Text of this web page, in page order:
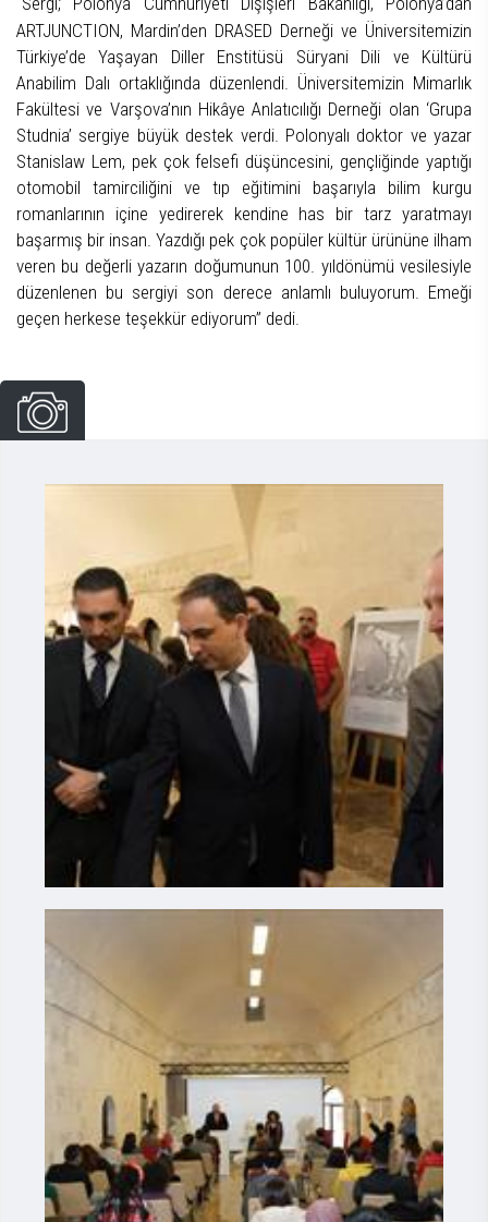
ARTJUNCTION, Mardin’den DRASED Derneği ve Üniversitemizin
Türkiye’de Yaşayan Diller Enstitüsü Süryani Dili ve Kültürü
Anabilim Dalı ortaklığında düzenlendi. Üniversitemizin Mimarlık
Fakültesi ve Varşova’nın Hikâye Anlatıcılığı Derneği olan ‘Grupa
Studnia’ sergiye büyük destek verdi. Polonyalı doktor ve yazar
Stanislaw Lem, pek çok felsefi düşüncesini, gençliğinde yaptığı
otomobil tamirciliğini ve tıp eğitimini başarıyla bilim kurgu
romanlarının içine yedirerek kendine has bir tarz yaratmayı
başarmış bir insan. Yazdığı pek çok popüler kültür ürününe ilham
veren bu değerli yazarın doğumunun 100. yıldönümü vesilesiyle
düzenlenen bu sergiyi son derece anlamlı buluyorum. Emeği
geçen herkese teşekkür ediyorum” dedi.